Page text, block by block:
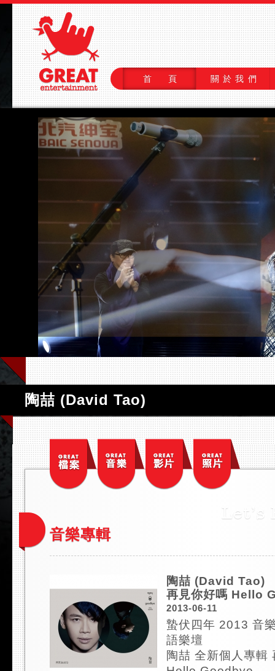
首 頁 關於我們
陶喆 (David Tao)
音樂專輯
陶喆 (David Tao)
再見你好嗎 Hello
2013-06-11
蟄伏四年 2013 音
語樂壇
陶喆 全新個人專輯